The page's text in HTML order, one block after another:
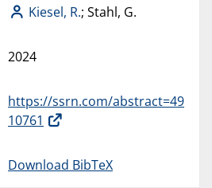
Kiesel, R.; Stahl, G.
2024
https://ssrn.com/abstract=49
10761
Download BibTeX